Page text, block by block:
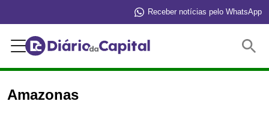
Receber notícias pelo WhatsApp
Amazonas